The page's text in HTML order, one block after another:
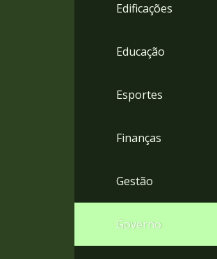
Edificações
Educação
Esportes
Finanças
Gestão
Governo